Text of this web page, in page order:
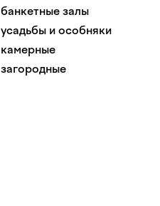
банкетные залы
усадьбы и особняки
камерные
загородные